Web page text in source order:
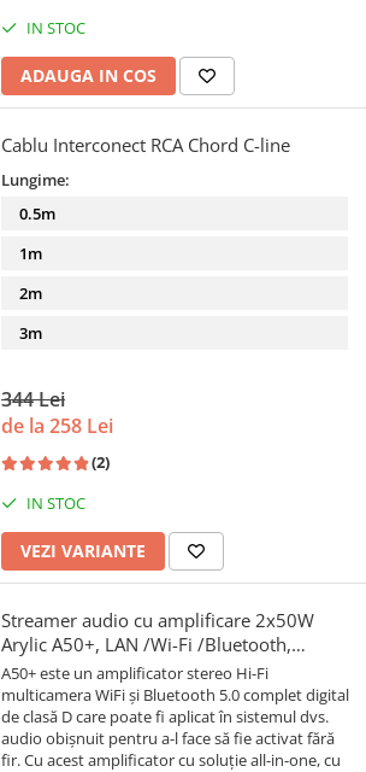
IN STOC
ADAUGA IN COS
Cablu Interconect RCA Chord C-line
Lungime:
0.5m
1m
2m
3m
344 Lei
de la 258 Lei
(2)
IN STOC
VEZI VARIANTE
Streamer audio cu amplificare 2x50W
Arylic A50+, LAN /Wi-Fi /Bluetooth,
24bit/192kHz, Multiroom
A50+ este un amplificator stereo Hi-Fi
multicamera WiFi și Bluetooth 5.0 complet digital
de clasă D care poate fi aplicat în sistemul dvs.
audio obișnuit pentru a-l face să fie activat fără
fir. Cu acest amplificator cu soluție all-in-one, cu